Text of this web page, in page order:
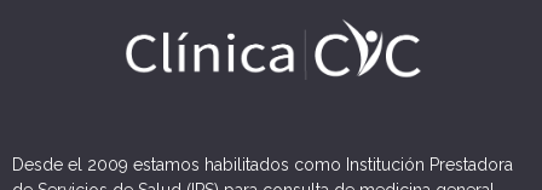
Desde el 2009 estamos habilitados como Institución Prestadora